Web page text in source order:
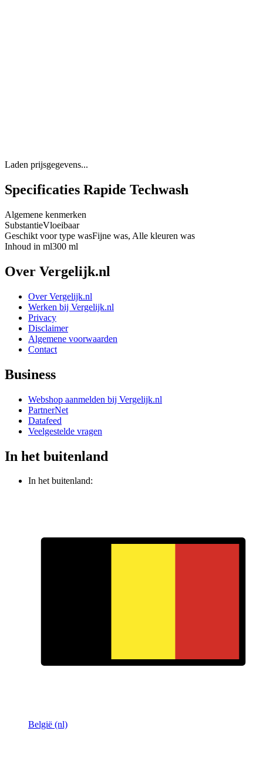
Laden prijsgegevens...
Specificaties Rapide Techwash
Algemene kenmerken
SubstantieVloeibaar
Geschikt voor type wasFijne was, Alle kleuren was
Inhoud in ml300 ml
Over Vergelijk.nl
Over Vergelijk.nl
Werken bij Vergelijk.nl
Privacy
Disclaimer
Algemene voorwaarden
Contact
Business
Webshop aanmelden bij Vergelijk.nl
PartnerNet
Datafeed
Veelgestelde vragen
In het buitenland
In het buitenland:
België (nl)